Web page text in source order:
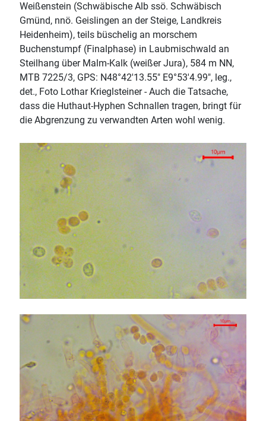
Weißenstein (Schwäbische Alb ssö. Schwäbisch
Gmünd, nnö. Geislingen an der Steige, Landkreis
Heidenheim), teils büschelig an morschem
Buchenstumpf (Finalphase) in Laubmischwald an
Steilhang über Malm-Kalk (weißer Jura), 584 m NN,
MTB 7225/3, GPS: N48°42'13.55" E9°53'4.99", leg.,
det., Foto Lothar Krieglsteiner - Auch die Tatsache,
dass die Huthaut-Hyphen Schnallen tragen, bringt für
die Abgrenzung zu verwandten Arten wohl wenig.